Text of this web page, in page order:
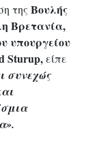
της Βουλής
Βρετανία,
υπουργείου
Sturup, είπε
συνεχώς